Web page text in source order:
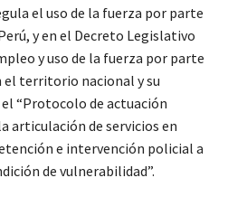
el uso de la fuerza por parte
y en el Decreto Legislativo
y uso de la fuerza por parte
el territorio nacional y su
“Protocolo de actuación
articulación de servicios en
e intervención policial a
de vulnerabilidad”.